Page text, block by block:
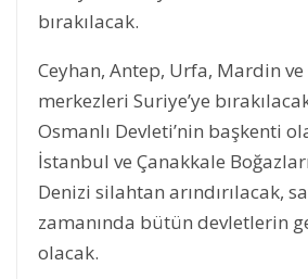
bırakılacak.
Ceyhan, Antep, Urfa, Mardin ve
merkezleri Suriye’ye
Osmanlı Devleti’nin başkenti
İstanbul ve Çanakkale
Denizi silahtan arındırılacak,
zamanında bütün devletlerin
olacak.